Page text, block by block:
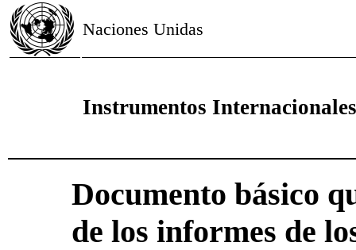
Naciones Unidas
Instrumentos
Documento básico
de los informes de